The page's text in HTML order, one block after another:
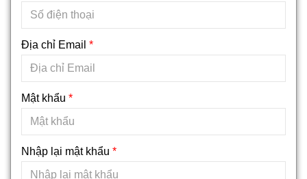
Địa chỉ Email *
Mật khẩu *
Nhập lại mật khẩu *